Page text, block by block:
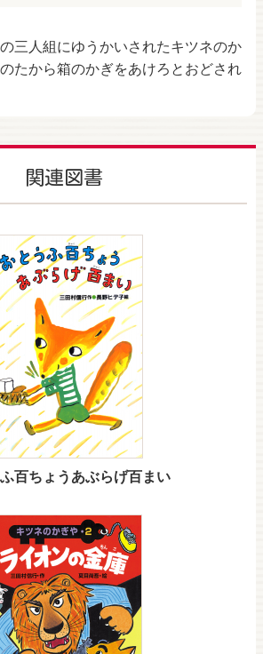
三人組にゆうかいされたキツネのか
たから箱のかぎをあけろとおどされ
関連図書
百ちょうあぶらげ百まい